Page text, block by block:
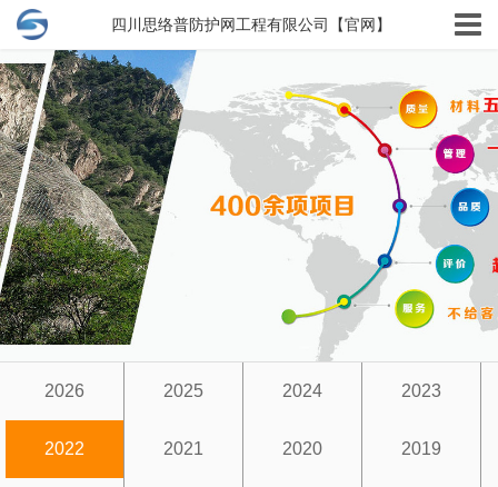
2026 2025 2024 2023
2022 2021 2020 2019
四川思络普防护网工程有限公司【官网】